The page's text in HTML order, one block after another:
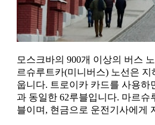
모스크바의 900개 이상의 버스
르슈루트카(미니버스) 노선은 지
웁니다. 트로이카 카드를 사용하
과 동일한 62루블입니다. 마르슈
블이며, 현금으로 운전기사에게